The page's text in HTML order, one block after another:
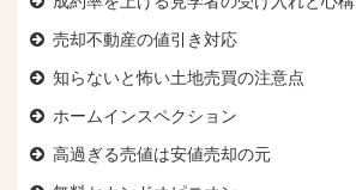
売却不動産の値引き対応
知らないと怖い土地売買の注意点
ホームインスペクション
高過ぎる売値は安値売却の元